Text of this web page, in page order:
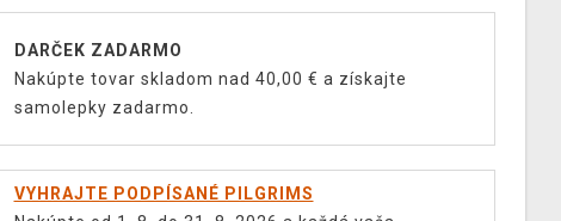
DARČEK ZADARMO
Nakúpte tovar skladom nad 40,00 € a získajte
samolepky zadarmo.
VYHRAJTE PODPÍSANÉ PILGRIMS